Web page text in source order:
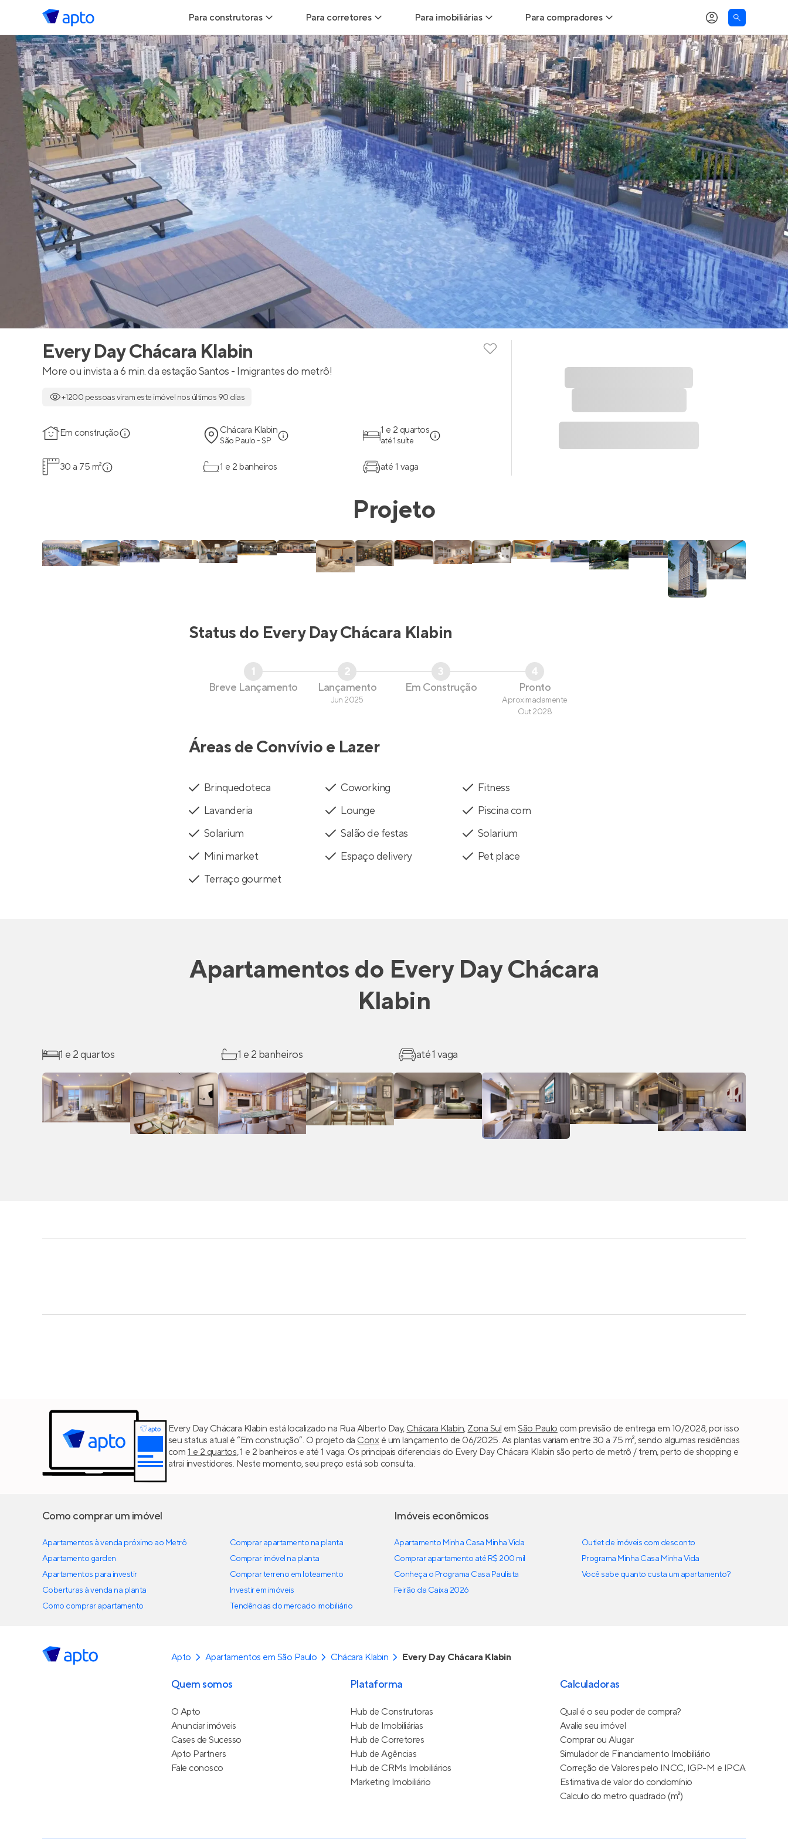
Para construtoras
Geração de Leads
Geração de Visitas
Geração de Vendas
Maiores Construtoras
Parcerias Imobiliárias
Anunciar Imóveis
Para corretores
Leads para Corretores
Corretor+
Parcerias imobiliárias
Hub de Corretores
Perfil Verificado
Anunciar imóveis
Para imobiliárias
Leads para Imobiliárias
Hub de imobiliárias
Anunciar imóveis
Para compradores
Buscar um imóvel novo
Calcule seu Poder de Compra
Comprar x Alugar
Correção do INCC
Simulador de Financiamento
Encontre um corretor
Every Day Chácara Klabin
More ou invista a 6 min. da estação Santos - Imigrantes do metrô!
+1200 pessoas viram este imóvel nos últimos 90 dias
Em construção Chácara Klabin
São Paulo - SP
1 e 2 quartos
até 1 suíte
30 a 75 m² 1 e 2 banheiros até 1 vaga
Projeto
Status do Every Day Chácara Klabin
1
Breve Lançamento
2
Lançamento
Jun 2025
3
Em Construção
4
Pronto
Aproximadamente
Out 2028
Áreas de Convívio e Lazer
Brinquedoteca Coworking
Fitness
Lavanderia
Lounge
Piscina com
Solarium
Salão de festas
Solarium
Mini market
Espaço delivery
Pet place
Terraço gourmet
Apartamentos do Every Day Chácara
Klabin
1 e 2 quartos 1 e 2 banheiros até 1 vaga
Every Day Chácara Klabin está localizado na Rua Alberto Day, Chácara Klabin, Zona Sul emSão Paulo com previsão de entrega em 10/2028, por isso
seu status atual é “Em construção”. O projeto da Conxé um lançamento de 06/2025. As plantas variam entre 30 a 75 m², sendo algumas residências
com 1 e 2 quartos, 1 e 2 banheiros e até 1 vaga. Os principais diferenciais do Every Day Chácara Klabin são perto de metrô / trem, perto de shopping e
atrai investidores. Neste momento, seu preço está sob consulta.
Como comprar um imóvel
Apartamentos à venda próximo ao Metrô
Apartamento garden
Apartamentos para investir
Coberturas à venda na planta
Como comprar apartamento
Comprar apartamento na planta
Comprar imóvel na planta
Comprar terreno em loteamento
Investir em imóveis
Tendências do mercado imobiliário
Imóveis econômicos
Apartamento Minha Casa Minha Vida
Comprar apartamento até R$ 200 mil
Conheça o Programa Casa Paulista
Feirão da Caixa 2026
Outlet de imóveis com desconto
Programa Minha Casa Minha Vida
Você sabe quanto custa um apartamento?
Apto Apartamentos em São Paulo Chácara Klabin Every Day Chácara Klabin
Quem somos
O Apto
Anunciar imóveis
Cases de Sucesso
Apto Partners
Fale conosco
Plataforma
Hub de Construtoras
Hub de Imobiliárias
Hub de Corretores
Hub de Agências
Hub de CRMs Imobiliários
Marketing Imobiliário
Calculadoras
Qual é o seu poder de compra?
Avalie seu imóvel
Comprar ou Alugar
Simulador de Financiamento Imobiliário
Correção de Valores pelo INCC, IGP-M e IPCA
Estimativa de valor do condomínio
Calculo do metro quadrado (m²)